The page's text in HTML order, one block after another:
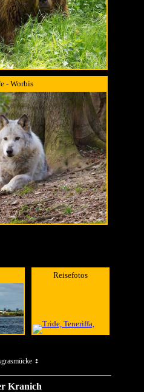
- Worbis
Reisefotos
♀
Kranich